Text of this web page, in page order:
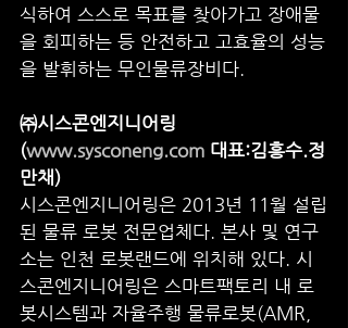
식하여 스스로 목표를 찾아가고 장애물
을 회피하는 등 안전하고 고효율의 성능
을 발휘하는 무인물류장비다.
㈜시스콘엔지니어링
(www.sysconeng.com 대표:김흥수.정
만채)
시스콘엔지니어링은 2013년 11월 설립
된 물류 로봇 전문업체다. 본사 및 연구
소는 인천 로봇랜드에 위치해 있다. 시
스콘엔지니어링은 스마트팩토리 내 로
봇시스템과 자율주행 물류로봇(AMR,